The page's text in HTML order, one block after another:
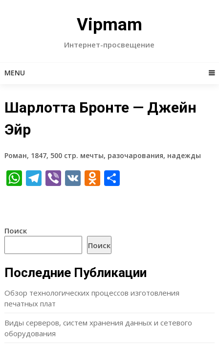
Vipmam
Интернет-просвещение
MENU
Шарлотта Бронте — Джейн
Эйр
Роман, 1847, 500 стр. мечты, разочарования, надежды
WhatsApp
Telegram
Viber
VKOdnoklassniki
Отправить
Поиск
Поиск
Последние Публикации
Обзор технологических процессов изготовления
печатных плат
Виды серверов, систем хранения данных и сетевого
оборудования